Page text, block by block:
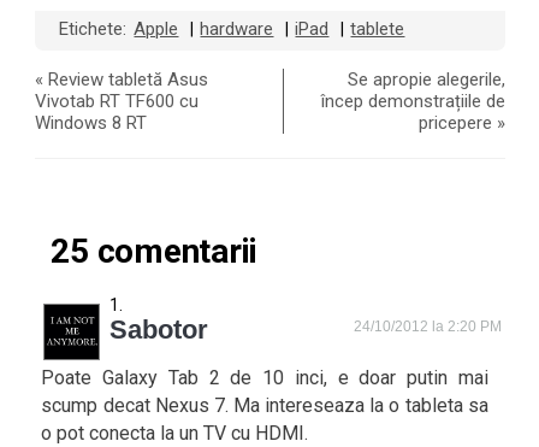
Etichete: Apple hardware iPad tablete
«Review tabletă Asus
Vivotab RT TF600 cu
Windows 8 RT
Se apropie alegerile,
încep demonstrațiile de
pricepere »
25 comentarii
Sabotor 24/10/2012 la 2:20 PM
Poate Galaxy Tab 2 de 10 inci, e doar putin mai
scump decat Nexus 7. Ma intereseaza la o tableta sa
o pot conecta la un TV cu HDMI.